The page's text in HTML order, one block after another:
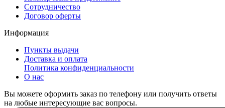
Сотрудничество
Договор оферты
Информация
Пункты выдачи
Доставка и оплата
Политика конфиденциальности
О нас
Вы можете оформить заказ по телефону или получить ответы
на любые интересующие вас вопросы.